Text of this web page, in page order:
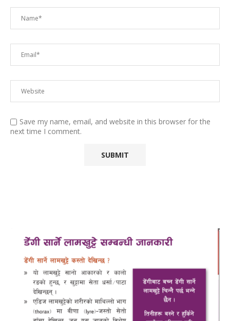
Save my name, email, and website in this browser for the
next time I comment.